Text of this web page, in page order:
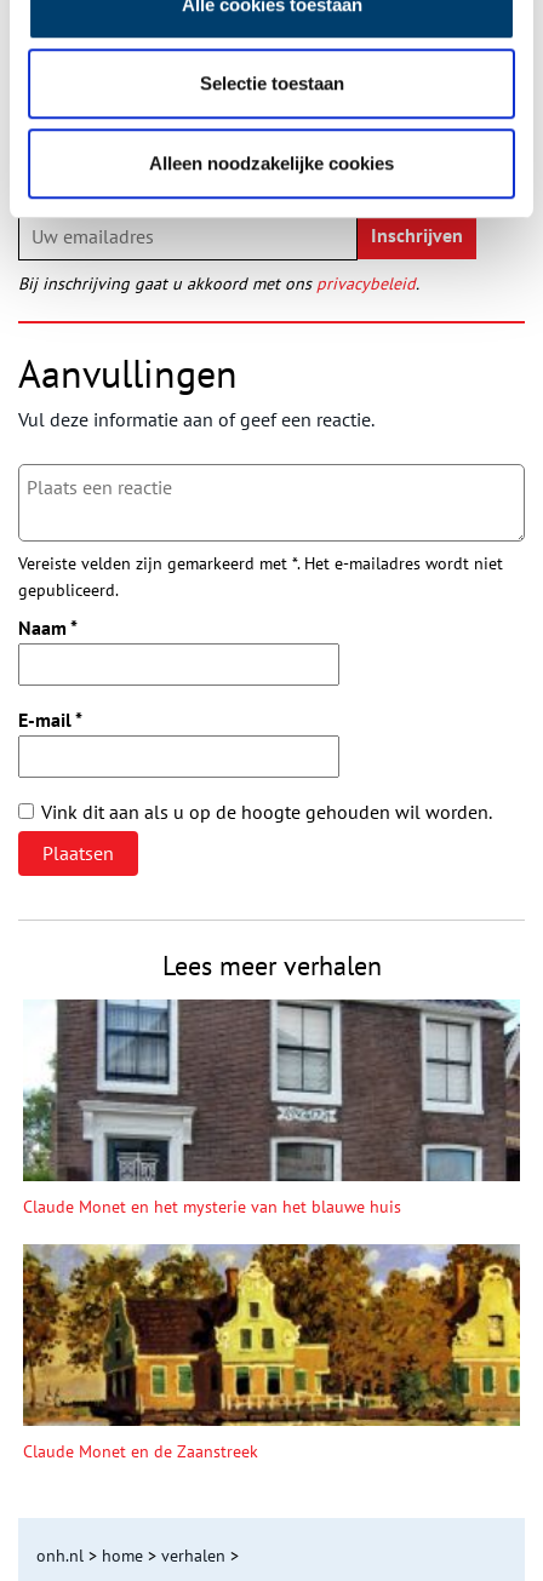
Selectie toestaan
Alleen noodzakelijke cookies
Ontvang de nieuwsbrief
laatste erfgoednieuws? Schrijf u dan nu in voor onze
wekelijkse nieuwsbrief!
Bij inschrijving gaat u akkoord met ons privacybeleid.
Aanvullingen
Vul deze informatie aan of geef een reactie.
Vereiste velden zijn gemarkeerd met *. Het e-mailadres wordt niet
gepubliceerd.
Naam *
E-mail*
Vink dit aan als u op de hoogte gehouden wil worden.
Lees meer verhalen
Claude Monet en het mysterie van het blauwe huis
Claude Monet en de Zaanstreek
onh.nl > home > verhalen >